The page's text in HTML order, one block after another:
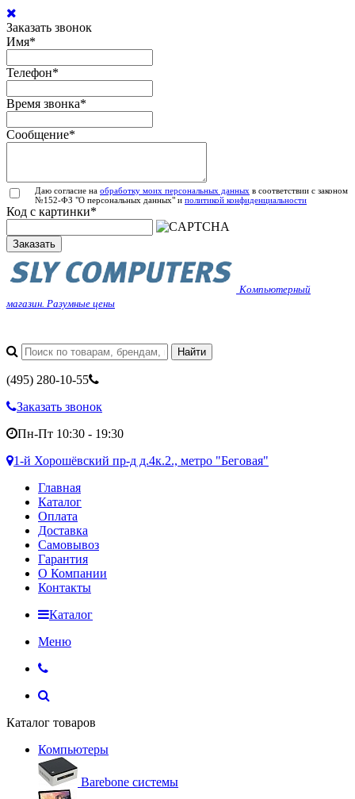
Заказать звонок
Имя*
Телефон*
Время звонка*
Сообщение*
Даю согласие на обработку моих персональных данных в соответствии с законом
№152-ФЗ "О персональных данных" и политикой конфиденциальности
Код с картинки*
Заказать
Компьютерный
магазин. Разумные цены
(495) 280-10-55
Заказать звонок
Пн-Пт 10:30 - 19:30
1-й Хорошёвский пр-д д.4к.2., метро "Беговая"
Главная
Каталог
Оплата
Доставка
Самовывоз
Гарантия
О Компании
Контакты
Каталог
Меню
Каталог товаров
Компьютеры
Barebone системы